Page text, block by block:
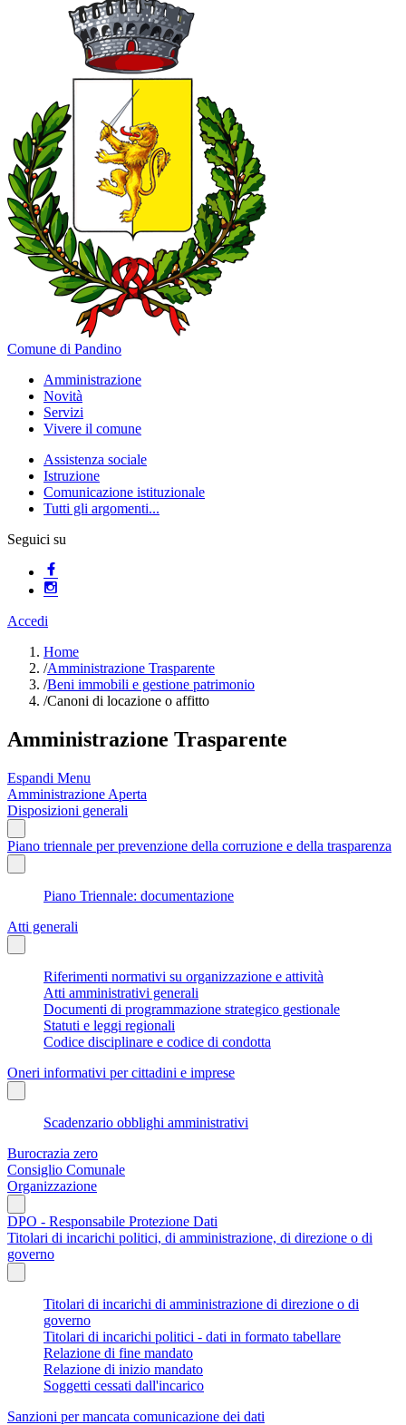
Comune di Pandino
Amministrazione
Novità
Servizi
Vivere il comune
Assistenza sociale
Istruzione
Comunicazione istituzionale
Tutti gli argomenti...
Seguici su
Accedi
Home
/Amministrazione Trasparente
/Beni immobili e gestione patrimonio
/Canoni di locazione o affitto
Amministrazione Trasparente
Espandi Menu
Amministrazione Aperta
Disposizioni generali
Piano triennale per prevenzione della corruzione e della trasparenza
Piano Triennale: documentazione
Atti generali
Riferimenti normativi su organizzazione e attività
Atti amministrativi generali
Documenti di programmazione strategico gestionale
Statuti e leggi regionali
Codice disciplinare e codice di condotta
Oneri informativi per cittadini e imprese
Scadenzario obblighi amministrativi
Burocrazia zero
Consiglio Comunale
Organizzazione
DPO - Responsabile Protezione Dati
Titolari di incarichi politici, di amministrazione, di direzione o di
governo
Titolari di incarichi di amministrazione di direzione o di
governo
Titolari di incarichi politici - dati in formato tabellare
Relazione di fine mandato
Relazione di inizio mandato
Soggetti cessati dall'incarico
Sanzioni per mancata comunicazione dei dati